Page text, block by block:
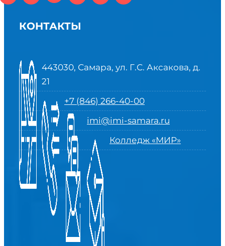
КОНТАКТЫ
443030, Самара, ул. Г.С. Аксакова, д.
21
+7 (846) 266-40-00
imi@imi-samara.ru
Колледж «МИР»